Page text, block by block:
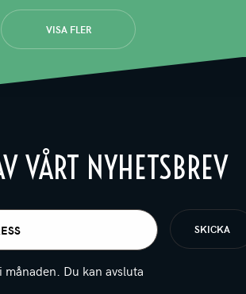
VISA FLER
VÅRT NYHETSBREV
Du kan avsluta